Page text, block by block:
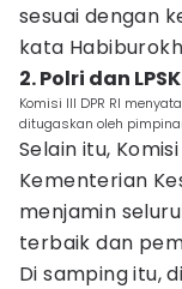
sesuai dengan
kata
2. Polri dan
Komisi III DPR RI
ditugaskan oleh
Selain itu,
Kementerian
menjamin
terbaik dan
Di samping itu,